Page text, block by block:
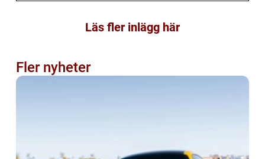
Läs fler inlägg här
Fler nyheter